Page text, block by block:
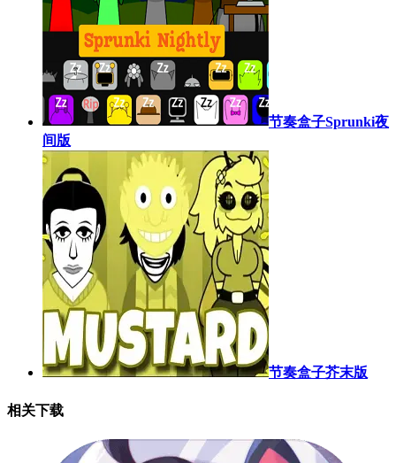
节奏盒子Sprunki夜
间版
节奏盒子芥末版
相关下载